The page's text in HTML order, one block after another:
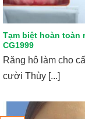
Tạm biệt hoàn toàn
CG1999
Răng hô làm cho
cười Thùy [...]